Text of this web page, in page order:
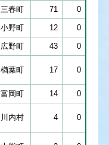
三春町 71 0
小野町 12 0
広野町 43 0
楢葉町 17 0
富岡町 14 0
川内村 4 0